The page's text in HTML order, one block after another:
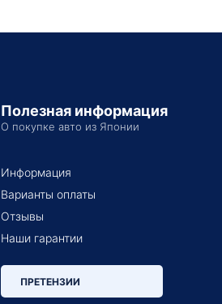
Полезная информация
О покупке авто из Японии
Информация
Варианты оплаты
Отзывы
Наши гарантии
ПРЕТЕНЗИИ